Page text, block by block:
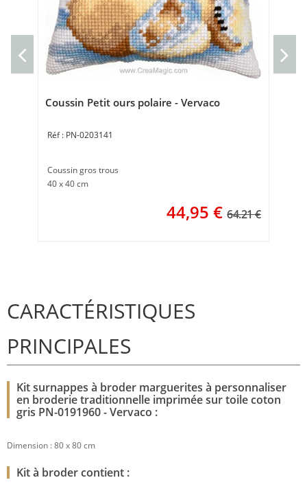
Coussin Petit ours polaire - Vervaco
PN-0203141
Coussin gros trous
40 x 40 cm
44,95 € 64.21 €
CARACTÉRISTIQUES
PRINCIPALES
Kit surnappes à broder marguerites à personnaliser
en broderie traditionnelle imprimée sur toile coton
gris PN-0191960 - Vervaco :
Dimension : 80 x 80 cm
Kit à broder contient :